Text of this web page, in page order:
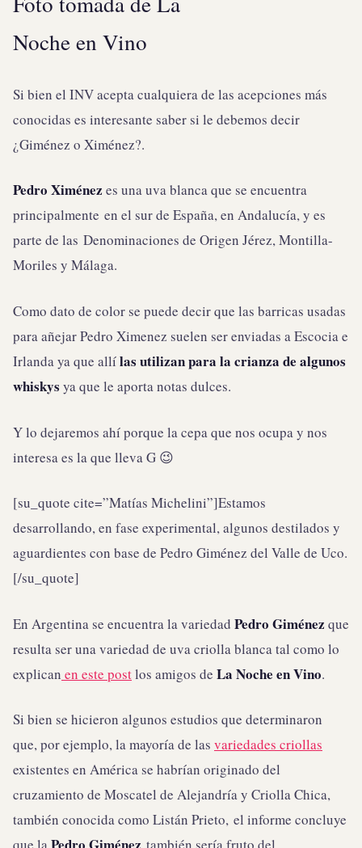
Noche en Vino
Si bien el INV acepta cualquiera de las acepciones más
conocidas es interesante saber si le debemos decir
¿Giménez o Ximénez?.
Pedro Ximénez es una uva blanca que se encuentra
principalmente en el sur de España, en Andalucía, y es
parte de las Denominaciones de Origen Jérez, Montilla-
Moriles y Málaga.
Como dato de color se puede decir que las barricas usadas
para añejar Pedro Ximenez suelen ser enviadas a Escocia e
Irlanda ya que allílas utilizan para la crianza de algunos
whiskys ya que le aporta notas dulces.
Y lo dejaremos ahí porque la cepa que nos ocupa y nos
interesa es la que lleva G 😉
[su_quote cite=”Matías Michelini”]Estamos
desarrollando, en fase experimental, algunos destilados y
aguardientes con base de Pedro Giménez del Valle de Uco.
[/su_quote]
En Argentina se encuentra la variedad Pedro Giménez que
resulta ser una variedad de uva criolla blanca tal como lo
explican en este postlos amigos de La Noche en Vino.
Si bien se hicieron algunos estudios que determinaron
que, por ejemplo, la mayoría de las variedades criollas
existentes en América se habrían originado del
cruzamiento de Moscatel de Alejandría y Criolla Chica,
también conocida como Listán Prieto, el informe concluye